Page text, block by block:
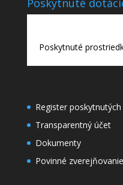
Poskytnuté
Poskytnuté
Register
Transparentný účet
Dokumenty
Povinné zverejňovanie